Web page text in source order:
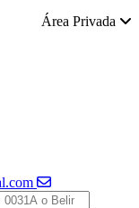
Área Privada